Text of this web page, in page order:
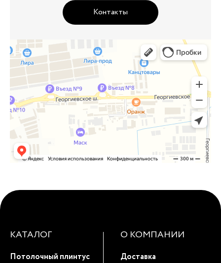
Контакты
КАТАЛОГ
Потолочный плинтус
О КОМПАНИИ
Доставка